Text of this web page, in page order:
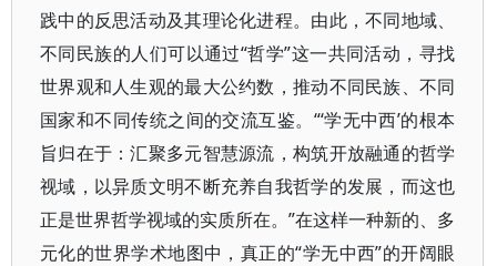
践中的反思活动及其理论化进程。由此，不同地域、
不同民族的人们可以通过“哲学”这一共同活动，寻找
世界观和人生观的最大公约数，推动不同民族、不同
国家和不同传统之间的交流互鉴。“‘学无中西’的根本
旨归在于：汇聚多元智慧源流，构筑开放融通的哲学
视域，以异质文明不断充养自我哲学的发展，而这也
正是世界哲学视域的实质所在。”在这样一种新的、多
元化的世界学术地图中，真正的“学无中西”的开阔眼